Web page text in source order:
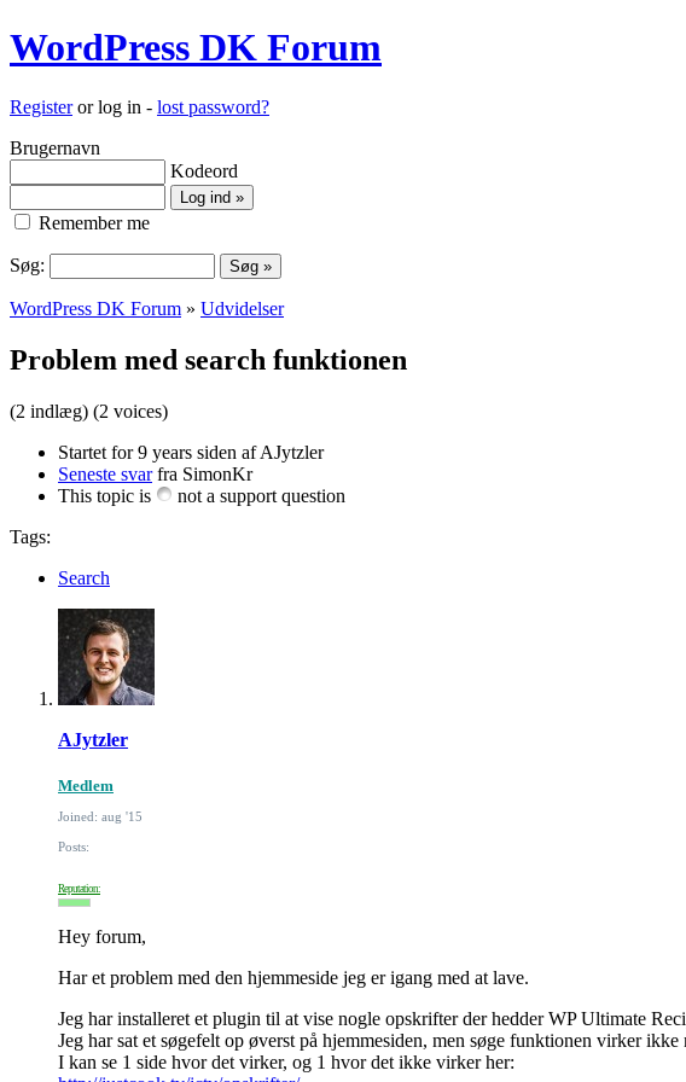
WordPress DK Forum
Registeror log in - lost password?
Brugernavn
Kodeord
Remember me
Søg:
WordPress DK Forum » Udvidelser
Problem med search funktionen
(2 indlæg) (2 voices)
Startet for 9 years siden af AJytzler
Seneste svarfra SimonKr
This topic is
not a support question
Tags:
Search
AJytzler
Medlem
Joined: aug '15
Posts:
Reputation:
Hey forum,
Har et problem med den hjemmeside jeg er igang med at lave.
Jeg har installeret et plugin til at vise nogle opskrifter der hedder WP Ultimate
Jeg har sat et søgefelt op øverst på hjemmesiden, men søge funktionen virker
I kan se 1 side hvor det virker, og 1 hvor det ikke virker her: